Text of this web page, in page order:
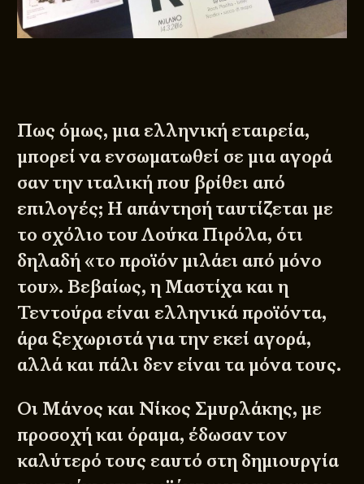
Πως όμως, μια ελληνική εταιρεία,
μπορεί να ενσωματωθεί σε μια αγορά
σαν την ιταλική που βρίθει από
επιλογές; Η απάντησή ταυτίζεται με
το σχόλιο του Λούκα Πιρόλα, ότι
δηλαδή «το προϊόν μιλάει από μόνο
του». Βεβαίως, η Μαστίχα και η
Τεντούρα είναι ελληνικά προϊόντα,
άρα ξεχωριστά για την εκεί αγορά,
αλλά και πάλι δεν είναι τα μόνα τους.
Οι Μάνος και Νίκος Σμυρλάκης, με
προσοχή και όραμα, έδωσαν τον
καλύτερό τους εαυτό στη δημιουργία